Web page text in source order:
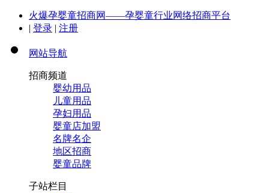
火爆孕婴童招商网——孕婴童行业网络招商平台
| 登录 | 注册
网站导航
招商频道
婴幼用品
儿童用品
孕妇用品
婴童店加盟
名牌名企
地区招商
婴童品牌
子站栏目